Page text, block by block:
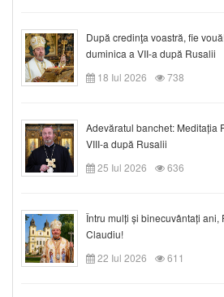
După credinţa voastră, fie
duminica a VII-a după Rusalii
18 Iul 2026
738
Adevăratul banchet: Meditația
VIII-a după Rusalii
25 Iul 2026
636
Întru mulți și binecuvântați ani,
Claudiu!
22 Iul 2026
611